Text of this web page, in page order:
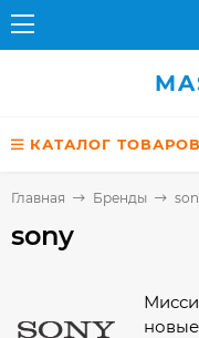
КАТАЛОГ ТОВАРОВ
Главная Бренды
sony